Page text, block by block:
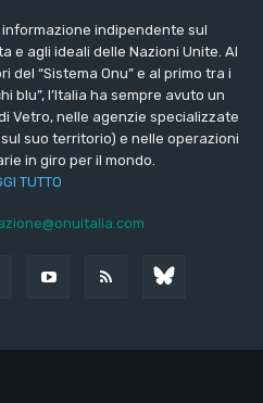
indipendente sul
e agli ideali delle Nazioni Unite. Al
“Sistema Onu” e al primo tra i
blu”, l’Italia ha sempre avuto un
Vetro, nelle agenzie specializzate
suo territorio) e nelle operazioni
in giro per il mondo.
TUTTO